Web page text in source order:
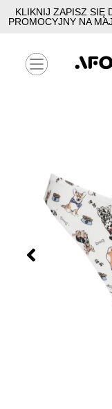
KLIKNIJ ZAPISZ SIĘ
PROMOCYJNY NA